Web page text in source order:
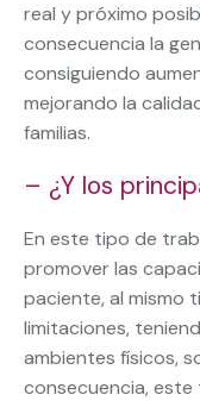
real y próximo
consecuencia la
consiguiendo
mejorando la
familias.
– ¿Y los
En este tipo de
promover las
paciente, al mismo
limitaciones,
ambientes físicos,
consecuencia,